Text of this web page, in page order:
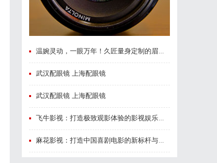
温婉灵动，一眼万年！久匠量身定制的眉眼唇，才是你整张脸的点睛之笔！淡颜系女生的气质加分项
武汉配眼镜 上海配眼镜
武汉配眼镜 上海配眼镜
飞牛影视：打造极致观影体验的影视娱乐平台
麻花影视：打造中国喜剧电影的新标杆与文化现象